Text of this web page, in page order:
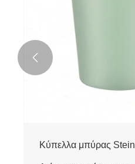
Κύπελλα μπύρας Stein
